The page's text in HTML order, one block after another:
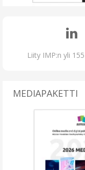
Liity IMP:n yli
MEDIAPAKETTI